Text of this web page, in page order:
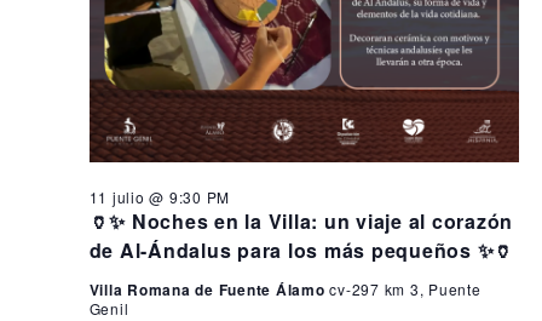
🏺✨ Noches en la Villa: un viaje al corazón
de Al-Ándalus para los más pequeños ✨🏺
11 julio @ 9:30 PM
Villa Romana de Fuente Álamocv-297 km 3, Puente
Genil